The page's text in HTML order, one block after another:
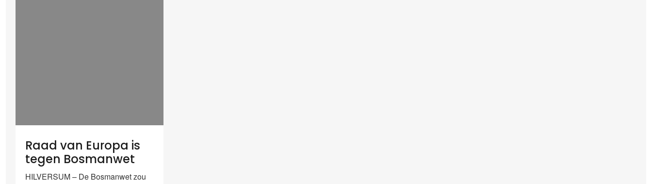
Raad van Europa is
tegen Bosmanwet
HILVERSUM – De Bosmanwet zou